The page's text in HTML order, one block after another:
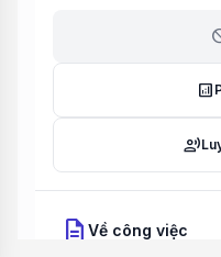
analytics
record_voice_over
description Về công việc